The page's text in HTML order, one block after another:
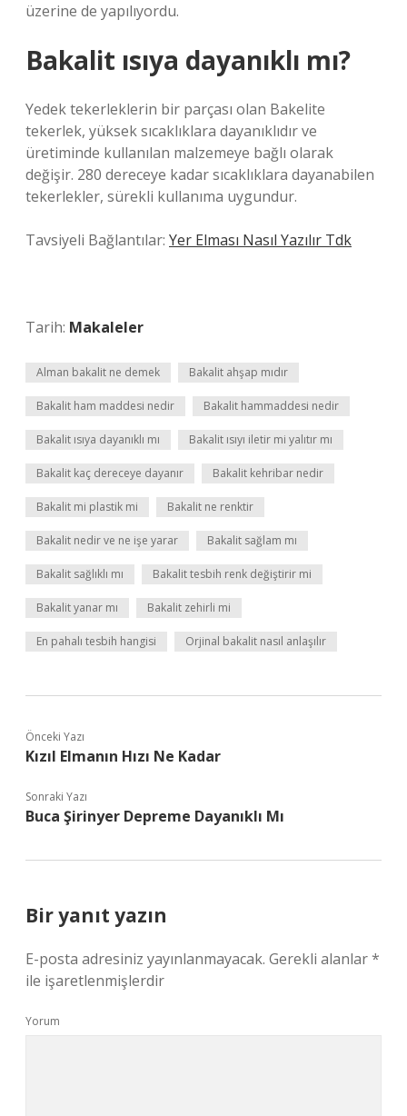
üzerine de yapılıyordu.
Bakalit ısıya dayanıklı mı?
Yedek tekerleklerin bir parçası olan Bakelite
tekerlek, yüksek sıcaklıklara dayanıklıdır ve
üretiminde kullanılan malzemeye bağlı olarak
değişir. 280 dereceye kadar sıcaklıklara dayanabilen
tekerlekler, sürekli kullanıma uygundur.
Tavsiyeli Bağlantılar: Yer Elması Nasıl Yazılır Tdk
Tarih: Makaleler
Alman bakalit ne demek Bakalit ahşap mıdır
Bakalit ham maddesi nedir Bakalit hammaddesi nedir
Bakalit ısıya dayanıklı mı Bakalit ısıyı iletir mi yalıtır mı
Bakalit kaç dereceye dayanır Bakalit kehribar nedir
Bakalit mi plastik mi Bakalit ne renktir
Bakalit nedir ve ne işe yarar Bakalit sağlam mı
Bakalit sağlıklı mı Bakalit tesbih renk değiştirir mi
Bakalit yanar mı Bakalit zehirli mi
En pahalı tesbih hangisi Orjinal bakalit nasıl anlaşılır
Önceki Yazı
Kızıl Elmanın Hızı Ne Kadar
Sonraki Yazı
Buca Şirinyer Depreme Dayanıklı Mı
Bir yanıt yazın
E-posta adresiniz yayınlanmayacak. Gerekli alanlar*
ile işaretlenmişlerdir
Yorum